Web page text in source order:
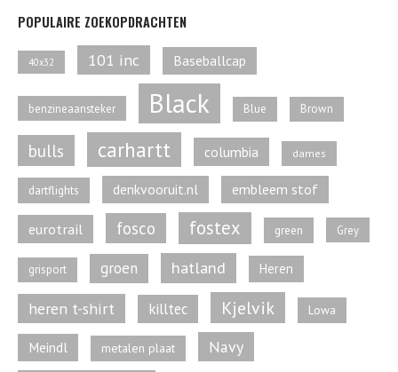
POPULAIRE ZOEKOPDRACHTEN
40x32 101 inc Baseballcap
benzineaansteker Black Blue Brown
bulls carhartt columbia dames
dartflights denkvooruit.nl embleem stof
eurotrail fosco fostex green Grey
grisport groen hatland Heren
heren t-shirt killtec Kjelvik Lowa
Meindl metalen plaat Navy